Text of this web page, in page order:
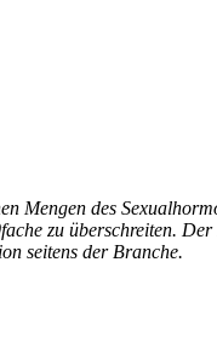
Mengen des
zu überschreiten.
seitens der Branche.